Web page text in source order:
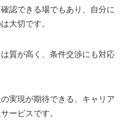
認できる場でもあり、自分に
大切です。
質が高く、条件交渉にも対応
実現が期待できる、キャリア
ービスです。